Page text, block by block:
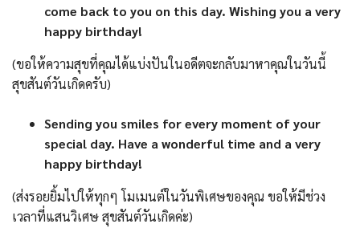
come back to you on this day. Wishing you a very
happy birthday!
(ขอให้ความสุขที่คุณได้แบ่งปันในอดีตจะกลับมาหาคุณในวันนี้
สุขสันต์วันเกิดครับ)
Sending you smiles for every moment of your
special day. Have a wonderful time and a very
happy birthday!
(ส่งรอยยิ้มไปให้ทุกๆ โมเมนต์ในวันพิเศษของคุณ ขอให้มีช่วง
เวลาที่แสนวิเศษ สุขสันต์วันเกิดค่ะ)